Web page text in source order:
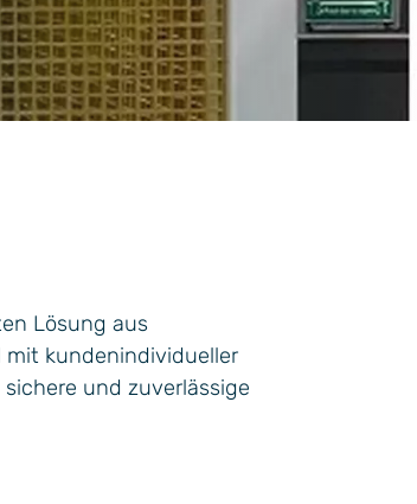
Lösung aus
mit kundenindividueller
und zuverlässige